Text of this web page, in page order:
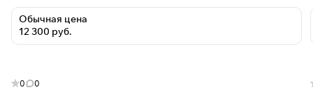
Обычная цена
12 300 руб.
0 0